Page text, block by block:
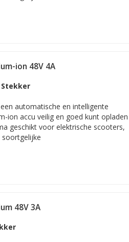
ion 48V 4A
Stekker
automatische en intelligente
ion accu veilig en goed kunt opladen
geschikt voor elektrische scooters,
48V 3A